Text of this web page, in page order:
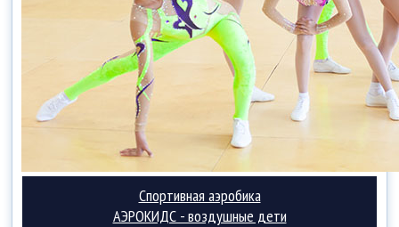
Спортивная аэробика
АЭРОКИДС - воздушные дети